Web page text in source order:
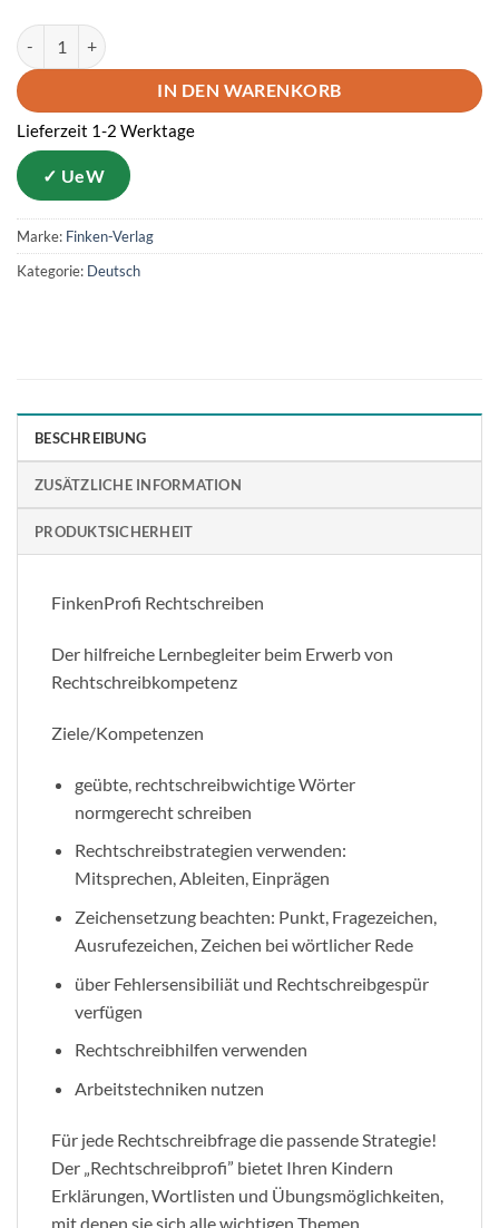
FinkenProfi Rechtschreiben Menge
IN DEN WARENKORB
Lieferzeit 1-2 Werktage
Kategorie: Deutsch
Marke: Finken-Verlag
BESCHREIBUNG
ZUSÄTZLICHE INFORMATION
PRODUKTSICHERHEIT
FinkenProfi Rechtschreiben
Der hilfreiche Lernbegleiter beim Erwerb von
Rechtschreibkompetenz
Ziele/Kompetenzen
geübte, rechtschreibwichtige Wörter
normgerecht schreiben
Rechtschreibstrategien verwenden:
Mitsprechen, Ableiten, Einprägen
Zeichensetzung beachten: Punkt, Fragezeichen,
Ausrufezeichen, Zeichen bei wörtlicher Rede
über Fehlersensibiliät und Rechtschreibgespür
verfügen
Rechtschreibhilfen verwenden
Arbeitstechniken nutzen
Für jede Rechtschreibfrage die passende Strategie!
Der „Rechtschreibprofi” bietet Ihren Kindern
Erklärungen, Wortlisten und Übungsmöglichkeiten,
mit denen sie sich alle wichtigen Themen